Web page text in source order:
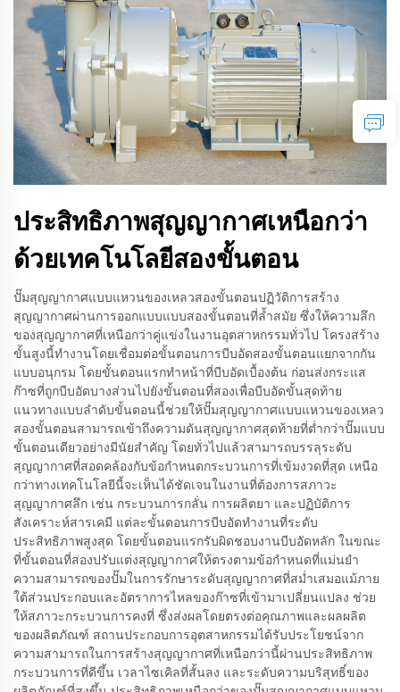
ประสิทธิภาพสุญญากาศเหนือกว่า
ด้วยเทคโนโลยีสองขั้นตอน
ปั๊มสุญญากาศแบบแหวนของเหลวสองขั้นตอนปฏิวัติการสร้าง
สุญญากาศผ่านการออกแบบแบบสองขั้นตอนที่ล้ำสมัย ซึ่งให้ความลึก
ของสุญญากาศที่เหนือกว่าคู่แข่งในงานอุตสาหกรรมทั่วไป โครงสร้าง
ขั้นสูงนี้ทำงานโดยเชื่อมต่อขั้นตอนการบีบอัดสองขั้นตอนแยกจากกัน
แบบอนุกรม โดยขั้นตอนแรกทำหน้าที่บีบอัดเบื้องต้น ก่อนส่งกระแส
ก๊าซที่ถูกบีบอัดบางส่วนไปยังขั้นตอนที่สองเพื่อบีบอัดขั้นสุดท้าย
แนวทางแบบลำดับขั้นตอนนี้ช่วยให้ปั๊มสุญญากาศแบบแหวนของเหลว
สองขั้นตอนสามารถเข้าถึงความดันสุญญากาศสุดท้ายที่ต่ำกว่าปั๊มแบบ
ขั้นตอนเดียวอย่างมีนัยสำคัญ โดยทั่วไปแล้วสามารถบรรลุระดับ
สุญญากาศที่สอดคล้องกับข้อกำหนดกระบวนการที่เข้มงวดที่สุด เหนือ
กว่าทางเทคโนโลยีนี้จะเห็นได้ชัดเจนในงานที่ต้องการสภาวะ
สุญญากาศลึก เช่น กระบวนการกลั่น การผลิตยา และปฏิบัติการ
สังเคราะห์สารเคมี แต่ละขั้นตอนการบีบอัดทำงานที่ระดับ
ประสิทธิภาพสูงสุด โดยขั้นตอนแรกรับผิดชอบงานบีบอัดหลัก ในขณะ
ที่ขั้นตอนที่สองปรับแต่งสุญญากาศให้ตรงตามข้อกำหนดที่แม่นยำ
ความสามารถของปั๊มในการรักษาระดับสุญญากาศที่สม่ำเสมอแม้ภาย
ใต้ส่วนประกอบและอัตราการไหลของก๊าซที่เข้ามาเปลี่ยนแปลง ช่วย
ให้สภาวะกระบวนการคงที่ ซึ่งส่งผลโดยตรงต่อคุณภาพและผลผลิต
ของผลิตภัณฑ์ สถานประกอบการอุตสาหกรรมได้รับประโยชน์จาก
ความสามารถในการสร้างสุญญากาศที่เหนือกว่านี้ผ่านประสิทธิภาพ
กระบวนการที่ดีขึ้น เวลาไซเคิลที่สั้นลง และระดับความบริสุทธิ์ของ